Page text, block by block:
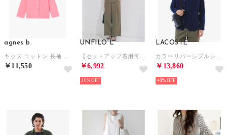
agnes b.
￥11,550
UNFILO L
￥6,992
30%
LACOSTE
￥13,860
40%